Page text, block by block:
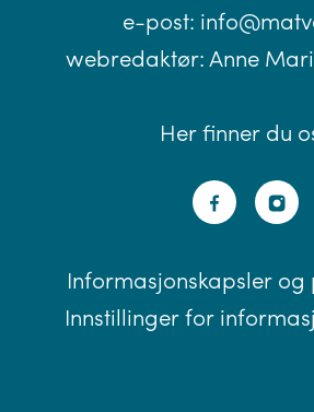
e-post:
webredaktør:Anne
Her finner du
Informasjonskapsler og
Innstillinger for